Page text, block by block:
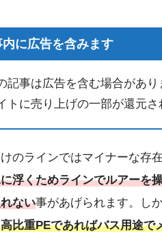
内に広告を含みます
記事は広告を含む場合があ
トに売り上げの一部が還元さ
のラインではマイナーな存
浮くためラインでルアーを
ない事があげられます。し
高比重PEであればバス用途で